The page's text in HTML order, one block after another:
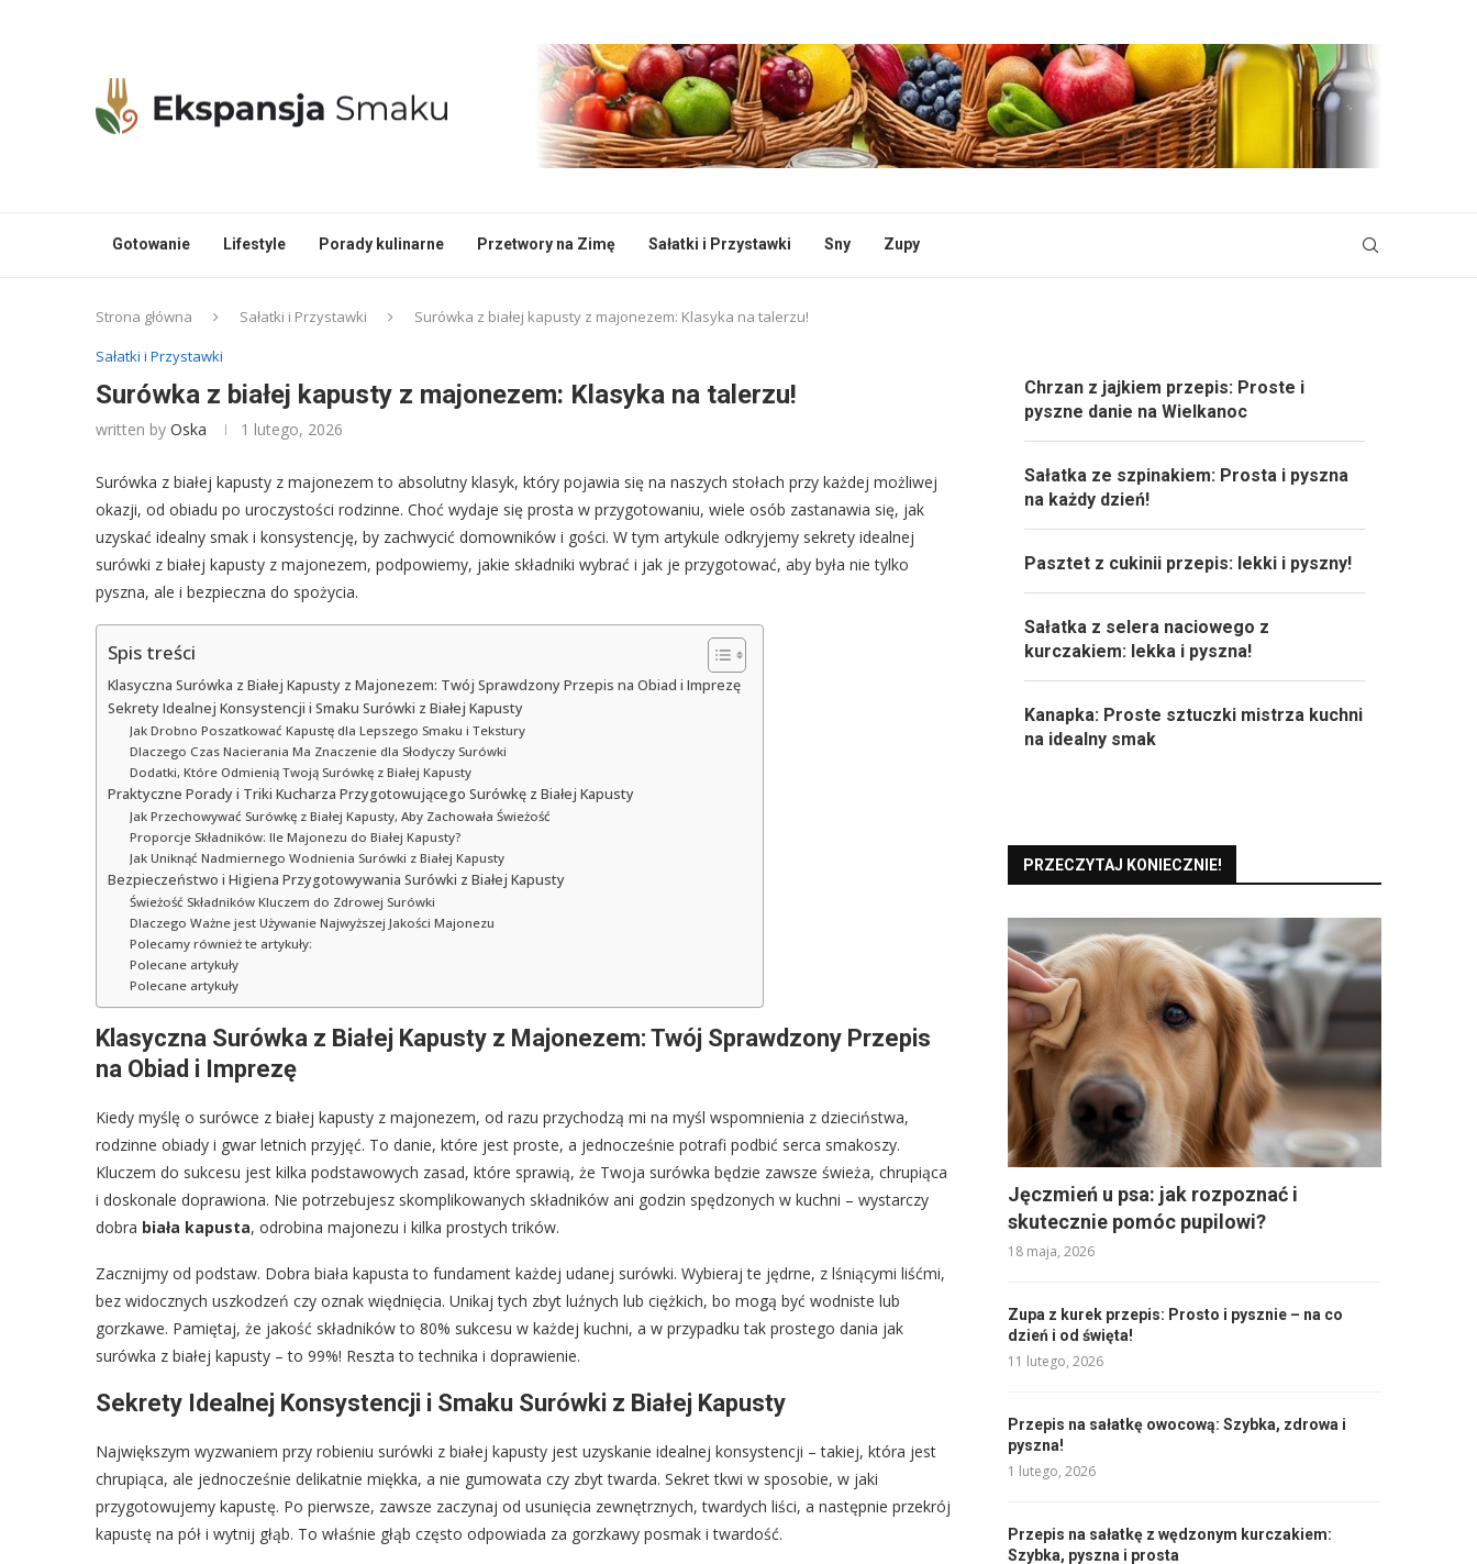
Gotowanie Lifestyle Porady kulinarne Przetwory na Zimę Sałatki i Przystawki Sny Zupy
Strona główna Sałatki i Przystawki
Surówka z białej kapusty z majonezem: Klasyka na talerzu!
Sałatki i Przystawki
Surówka z białej kapusty z majonezem: Klasyka na talerzu!
written by Oska 1 lutego, 2026
Surówka z białej kapusty z majonezem to absolutny klasyk, który pojawia się na naszych stołach przy każdej możliwej
okazji, od obiadu po uroczystości rodzinne. Choć wydaje się prosta w przygotowaniu, wiele osób zastanawia się, jak
uzyskać idealny smak i konsystencję, by zachwycić domowników i gości. W tym artykule odkryjemy sekrety idealnej
surówki z białej kapusty z majonezem, podpowiemy, jakie składniki wybrać i jak je przygotować, aby była nie tylko
pyszna, ale i bezpieczna do spożycia.
Spis treści
Klasyczna Surówka z Białej Kapusty z Majonezem: Twój Sprawdzony Przepis na Obiad i Imprezę
Sekrety Idealnej Konsystencji i Smaku Surówki z Białej Kapusty
Jak Drobno Poszatkować Kapustę dla Lepszego Smaku i Tekstury
Dlaczego Czas Nacierania Ma Znaczenie dla Słodyczy Surówki
Dodatki, Które Odmienią Twoją Surówkę z Białej Kapusty
Praktyczne Porady i Triki Kucharza Przygotowującego Surówkę z Białej Kapusty
Jak Przechowywać Surówkę z Białej Kapusty, Aby Zachowała Świeżość
Proporcje Składników: Ile Majonezu do Białej Kapusty?
Jak Uniknąć Nadmiernego Wodnienia Surówki z Białej Kapusty
Bezpieczeństwo i Higiena Przygotowywania Surówki z Białej Kapusty
Świeżość Składników Kluczem do Zdrowej Surówki
Dlaczego Ważne jest Używanie Najwyższej Jakości Majonezu
Polecamy również te artykuły:
Polecane artykuły
Polecane artykuły
Klasyczna Surówka z Białej Kapusty z Majonezem: Twój Sprawdzony Przepis
na Obiad i Imprezę
Kiedy myślę o surówce z białej kapusty z majonezem, od razu przychodzą mi na myśl wspomnienia z dzieciństwa,
rodzinne obiady i gwar letnich przyjęć. To danie, które jest proste, a jednocześnie potrafi podbić serca smakoszy.
Kluczem do sukcesu jest kilka podstawowych zasad, które sprawią, że Twoja surówka będzie zawsze świeża, chrupiąca
i doskonale doprawiona. Nie potrzebujesz skomplikowanych składników ani godzin spędzonych w kuchni – wystarczy
dobra biała kapusta, odrobina majonezu i kilka prostych trików.
Zacznijmy od podstaw. Dobra biała kapusta to fundament każdej udanej surówki. Wybieraj te jędrne, z lśniącymi liśćmi,
bez widocznych uszkodzeń czy oznak więdnięcia. Unikaj tych zbyt luźnych lub ciężkich, bo mogą być wodniste lub
gorzkawe. Pamiętaj, że jakość składników to 80% sukcesu w każdej kuchni, a w przypadku tak prostego dania jak
surówka z białej kapusty – to 99%! Reszta to technika i doprawienie.
Sekrety Idealnej Konsystencji i Smaku Surówki z Białej Kapusty
Największym wyzwaniem przy robieniu surówki z białej kapusty jest uzyskanie idealnej konsystencji – takiej, która jest
chrupiąca, ale jednocześnie delikatnie miękka, a nie gumowata czy zbyt twarda. Sekret tkwi w sposobie, w jaki
przygotowujemy kapustę. Po pierwsze, zawsze zaczynaj od usunięcia zewnętrznych, twardych liści, a następnie przekrój
kapustę na pół i wytnij głąb. To właśnie głąb często odpowiada za gorzkawy posmak i twardość.
Chrzan z jajkiem przepis: Proste i
pyszne danie na Wielkanoc
Sałatka ze szpinakiem: Prosta i pyszna
na każdy dzień!
Pasztet z cukinii przepis: lekki i pyszny!
Sałatka z selera naciowego z
kurczakiem: lekka i pyszna!
Kanapka: Proste sztuczki mistrza kuchni
na idealny smak
PRZECZYTAJ KONIECZNIE!
Jęczmień u psa: jak rozpoznać i
skutecznie pomóc pupilowi?
18 maja, 2026
Zupa z kurek przepis: Prosto i pysznie – na co
dzień i od święta!
11 lutego, 2026
Przepis na sałatkę owocową: Szybka, zdrowa i
pyszna!
1 lutego, 2026
Przepis na sałatkę z wędzonym kurczakiem:
Szybka, pyszna i prosta